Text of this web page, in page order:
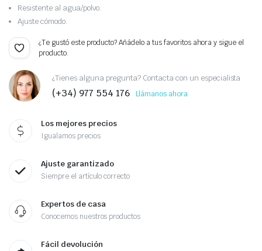
Resistente al agua/polvo.
Ajuste cómodo.
¿Te gustó este producto? Añádelo a tus favoritos ahora y sigue el
producto.
¿Tienes alguna pregunta? Contacta con un especialista
(+34) 977 554 176 Llámanos ahora
Los mejores precios
Igualamos precios
Ajuste garantizado
Siempre el artículo correcto
Expertos de casa
Conocemos nuestros productos
Fácil devolución